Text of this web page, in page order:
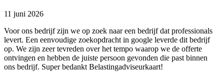
11 juni 2026
Voor ons bedrijf zijn we op zoek naar een bedrijf dat professionals
levert. Een eenvoudige zoekopdracht in google leverde dit bedrijf
op. We zijn zeer tevreden over het tempo waarop we de offerte
ontvingen en hebben de juiste persoon gevonden die past binnen
ons bedrijf. Super bedankt Belastingadviseurkaart!